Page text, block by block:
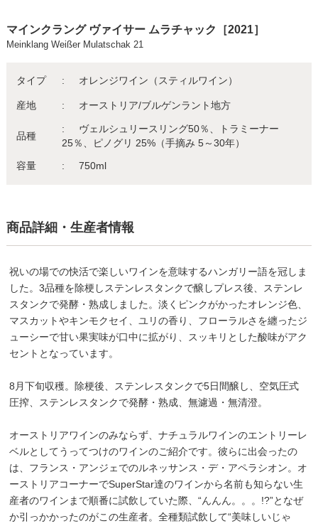
マインクラング ヴァイサー ムラチャック［2021］
Meinklang Weißer Mulatschak 21
タイプ オレンジワイン（スティルワイン）
産地 オーストリア/ブルゲンラント地方
品種
ヴェルシュリースリング50％、トラミーナー
25％、ピノグリ 25%（手摘み 5～30年）
容量
750ml
商品詳細・生産者情報
祝いの場での快活で楽しいワインを意味するハンガリー語を冠しま
した。3品種を除梗しステンレスタンクで醸しプレス後、ステンレ
スタンクで発酵・熟成しました。淡くピンクがかったオレンジ色、
マスカットやキンモクセイ、ユリの香り、フローラルさを纏ったジ
ューシーで甘い果実味が口中に拡がり、スッキリとした酸味がアク
セントとなっています。
8月下旬収穫。除梗後、ステンレスタンクで5日間醸し、空気圧式
圧搾、ステンレスタンクで発酵・熟成、無濾過・無清澄。
オーストリアワインのみならず、ナチュラルワインのエントリーレ
ベルとしてうってつけのワインのご紹介です。彼らに出会ったの
は、フランス・アンジェでのルネッサンス・デ・アペラシオン。オ
ーストリアコーナーでSuperStar達のワインから名前も知らない生
産者のワインまで順番に試飲していた際、“んんん。。。!?”となぜ
か引っかかったのがこの生産者。全種類試飲して“美味しいじゃ